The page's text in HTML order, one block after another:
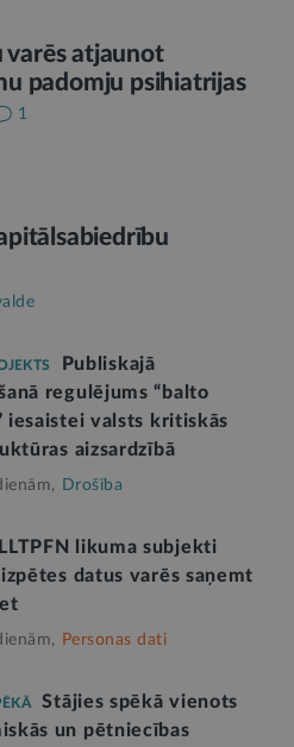
varēs atjaunot
padomju psihiatrijas
1
Publiskajā
regulējums “balto
iesaistei valsts kritiskās
aizsardzībā
Drošība
likuma subjekti
datus varēs saņemt
Personas dati
Stājies spēkā vienots
un pētniecības